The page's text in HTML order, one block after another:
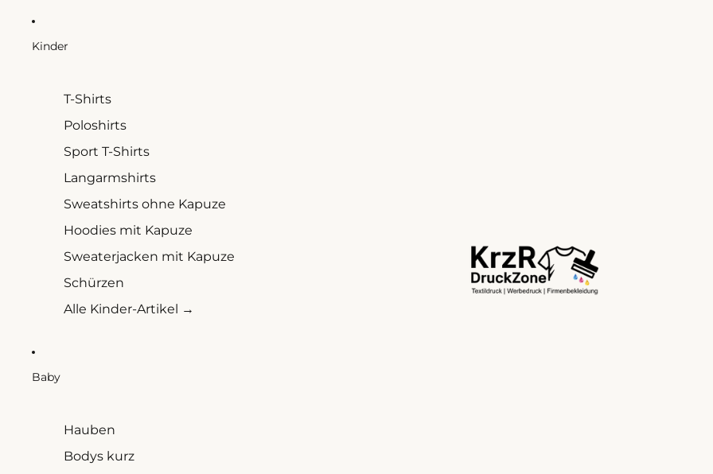
Kinder
T-Shirts
Poloshirts
Sport T-Shirts
Langarmshirts
Sweatshirts ohne Kapuze
Hoodies mit Kapuze
Sweaterjacken mit Kapuze
Schürzen
Alle Kinder-Artikel →
Baby
Hauben
Bodys kurz